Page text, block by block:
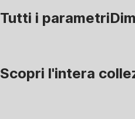
Tutti i parametri
Scopri l'intera